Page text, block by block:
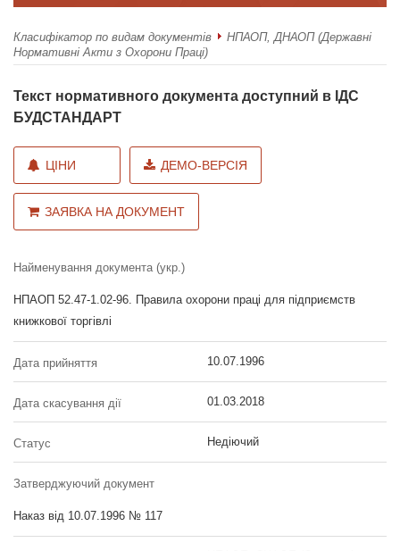
Класифікатор по видам документів
НПАОП, ДНАОП (Державні
Нормативні Акти з Охорони Праці)
Текст нормативного документа доступний в ІДС
БУДСТАНДАРТ
ЦІНИ ДЕМО-ВЕРСІЯ
ЗАЯВКА НА ДОКУМЕНТ
Найменування документа (укр.)
НПАОП 52.47-1.02-96. Правила охорони праці для підприємств
книжкової торгівлі
Дата прийняття 10.07.1996
Дата скасування дії 01.03.2018
Статус Недіючий
Затверджуючий документ
Наказ від 10.07.1996 № 117